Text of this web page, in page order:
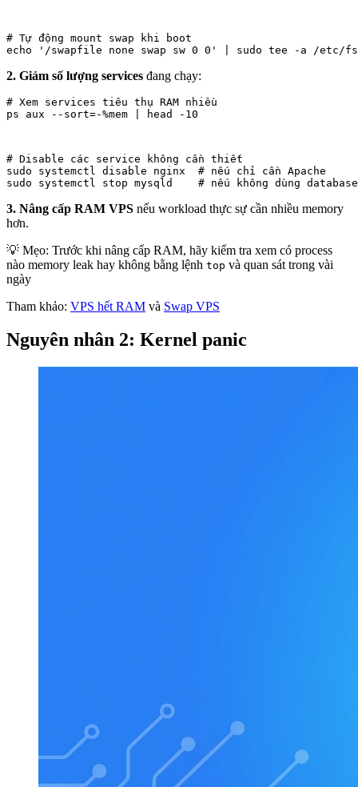
# Tự động mount swap khi boot
echo '/swapfile none swap sw 0 0' | sudo tee -a /etc/
2. Giảm số lượng services đang chạy:
# Xem services tiêu thụ RAM nhiều
ps aux --sort=-%mem | head -10
# Disable các service không cần thiết
sudo systemctl disable nginx  # nếu chỉ cần Apache
sudo systemctl stop mysqld    # nếu không dùng database
3. Nâng cấp RAM VPS nếu workload thực sự cần nhiều memory
hơn.
💡 Mẹo: Trước khi nâng cấp RAM, hãy kiểm tra xem có process
nào memory leak hay không bằng lệnh top và quan sát trong vài
ngày
Tham khảo: VPS hết RAM và Swap VPS
Nguyên nhân 2: Kernel panic